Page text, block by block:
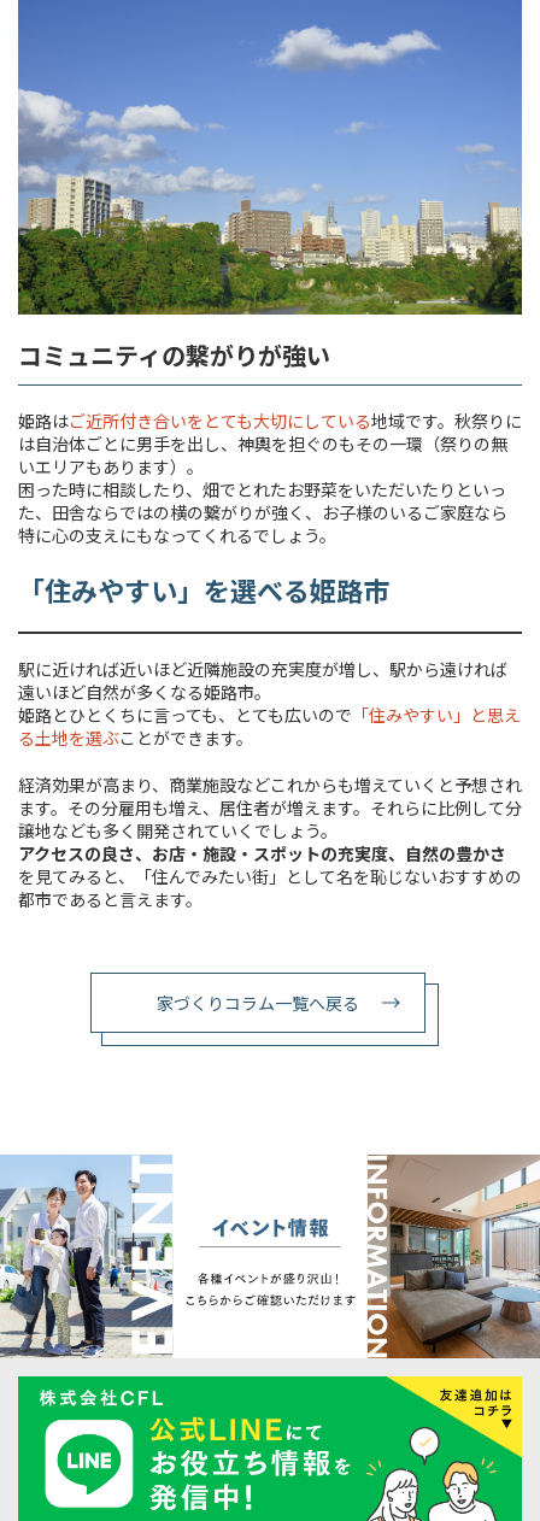
コミュニティの繋がりが強い
姫路はご近所付き合いをとても大切にしている地域です。秋祭りに
は自治体ごとに男手を出し、神輿を担ぐのもその一環（祭りの無
いエリアもあります）。
困った時に相談したり、畑でとれたお野菜をいただいたりといっ
た、田舎ならではの横の繋がりが強く、お子様のいるご家庭なら
特に心の支えにもなってくれるでしょう。
「住みやすい」を選べる姫路市
駅に近ければ近いほど近隣施設の充実度が増し、駅から遠ければ
遠いほど自然が多くなる姫路市。
姫路とひとくちに言っても、とても広いので 「住みやすい」と思え
る土地を選ぶことができます。
経済効果が高まり、商業施設などこれからも増えていくと予想され
ます。その分雇用も増え、居住者が増えます。それらに比例して分
譲地なども多く開発されていくでしょう。
アクセスの良さ、お店・施設・スポットの充実度、自然の豊かさ
を見てみると、「住んでみたい街」として名を恥じないおすすめの
都市であると言えます。
家づくりコラム一覧へ戻る